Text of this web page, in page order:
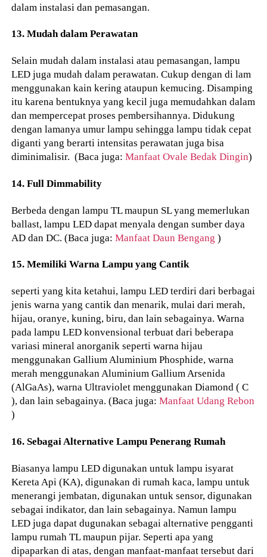
dalam instalasi dan pemasangan.
13. Mudah dalam Perawatan
Selain mudah dalam instalasi atau pemasangan, lampu
LED juga mudah dalam perawatan. Cukup dengan di lam
menggunakan kain kering ataupun kemucing. Disamping
itu karena bentuknya yang kecil juga memudahkan dalam
dan mempercepat proses pembersihannya. Didukung
dengan lamanya umur lampu sehingga lampu tidak cepat
diganti yang berarti intensitas perawatan juga bisa
diminimalisir. (Baca juga:Manfaat Ovale Bedak Dingin)
14. Full Dimmability
Berbeda dengan lampu TL maupun SL yang memerlukan
ballast, lampu LED dapat menyala dengan sumber daya
AD dan DC. (Baca juga:Manfaat Daun Bengang)
15. Memiliki Warna Lampu yang Cantik
seperti yang kita ketahui, lampu LED terdiri dari berbagai
jenis warna yang cantik dan menarik, mulai dari merah,
hijau, oranye, kuning, biru, dan lain sebagainya. Warna
pada lampu LED konvensional terbuat dari beberapa
variasi mineral anorganik seperti warna hijau
menggunakan Gallium Aluminium Phosphide, warna
merah menggunakan Aluminium Gallium Arsenida
(AlGaAs), warna Ultraviolet menggunakan Diamond ( C
), dan lain sebagainya. (Baca juga:Manfaat Udang Rebon
)
16. Sebagai Alternative Lampu Penerang Rumah
Biasanya lampu LED digunakan untuk lampu isyarat
Kereta Api (KA), digunakan di rumah kaca, lampu untuk
menerangi jembatan, digunakan untuk sensor, digunakan
sebagai indikator, dan lain sebagainya. Namun lampu
LED juga dapat dugunakan sebagai alternative pengganti
lampu rumah TL maupun pijar. Seperti apa yang
dipaparkan di atas, dengan manfaat-manfaat tersebut dari